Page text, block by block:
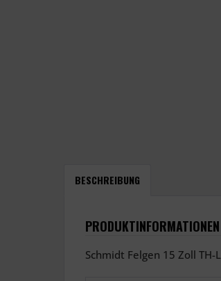
BESCHREIBUNG
Schmidt Felgen 15 Zoll